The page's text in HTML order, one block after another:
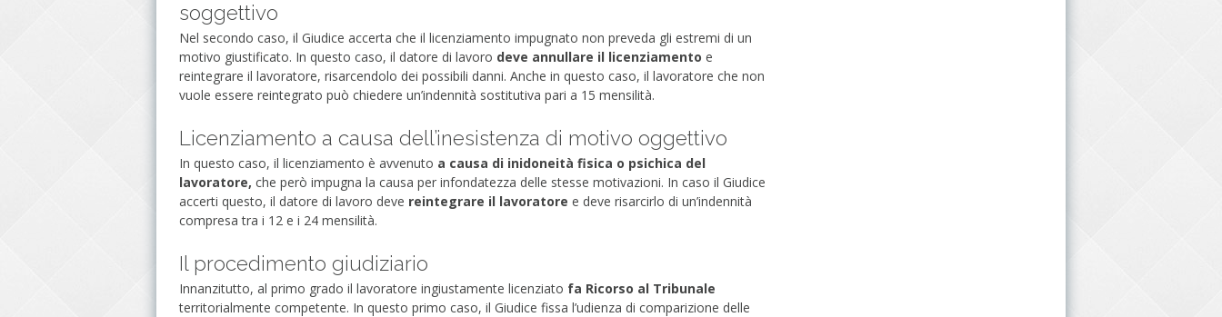
soggettivo
Nel secondo caso, il Giudice accerta che il licenziamento impugnato non preveda gli estremi di un
motivo giustificato. In questo caso, il datore di lavoro deve annullare il licenziamento e
reintegrare il lavoratore, risarcendolo dei possibili danni. Anche in questo caso, il lavoratore che non
vuole essere reintegrato può chiedere un’indennità sostitutiva pari a 15 mensilità.
Licenziamento a causa dell’inesistenza di motivo oggettivo
In questo caso, il licenziamento è avvenuto a causa di inidoneità fisica o psichica del
lavoratore, che però impugna la causa per infondatezza delle stesse motivazioni. In caso il Giudice
accerti questo, il datore di lavoro deve reintegrare il lavoratore e deve risarcirlo di un’indennità
compresa tra i 12 e i 24 mensilità.
Il procedimento giudiziario
Innanzitutto, al primo grado il lavoratore ingiustamente licenziato fa Ricorso al Tribunale
territorialmente competente. In questo primo caso, il Giudice fissa l’udienza di comparizione delle